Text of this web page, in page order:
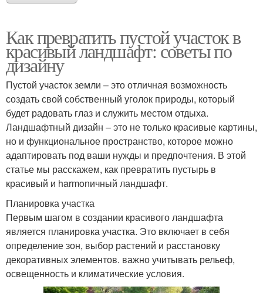
Как превратить пустой участок в
красивый ландшафт: советы по
дизайну
Пустой участок земли – это отличная возможность
создать свой собственный уголок природы, который
будет радовать глаз и служить местом отдыха.
Ландшафтный дизайн – это не только красивые картины,
но и функциональное пространство, которое можно
адаптировать под ваши нужды и предпочтения. В этой
статье мы расскажем, как превратить пустырь в
красивый и harmonичный ландшафт.
Планировка участка
Первым шагом в создании красивого ландшафта
является планировка участка. Это включает в себя
определение зон, выбор растений и расстановку
декоративных элементов. важно учитывать рельеф,
освещенность и климатические условия.